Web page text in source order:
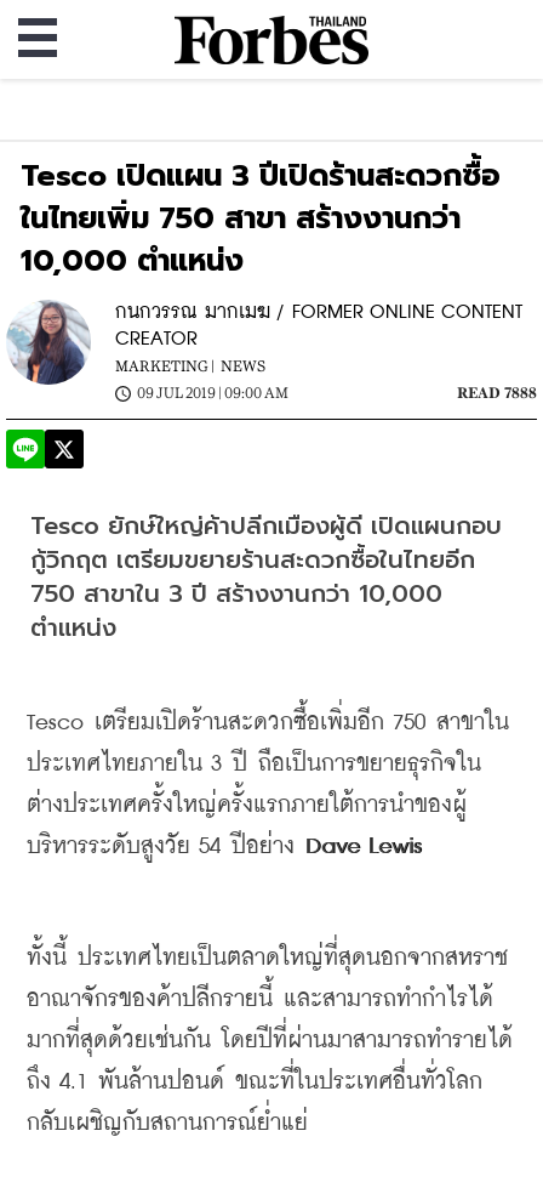
Tesco เปิดแผน 3 ปีเปิดร้านสะดวกซื้อ
ในไทยเพิ่ม 750 สาขา สร้างงานกว่า
10,000 ตำแหน่ง
กนกวรรณ มากเมฆ / FORMER ONLINE CONTENT
CREATOR
MARKETING |
NEWS
09 JUL 2019 | 09:00 AM
READ 7888
Tesco ยักษ์ใหญ่ค้าปลีกเมืองผู้ดี เปิดแผนกอบ
กู้วิกฤต เตรียมขยายร้านสะดวกซื้อในไทยอีก
750 สาขาใน 3 ปี สร้างงานกว่า 10,000
ตำแหน่ง
Tesco เตรียมเปิดร้านสะดวกซื้อเพิ่มอีก 750 สาขาใน
ประเทศไทยภายใน 3 ปี ถือเป็นการขยายธุรกิจใน
ต่างประเทศครั้งใหญ่ครั้งแรกภายใต้การนำของผู้
บริหารระดับสูงวัย 54 ปีอย่าง Dave Lewis
ทั้งนี้ ประเทศไทยเป็นตลาดใหญ่ที่สุดนอกจากสหราช
อาณาจักรของค้าปลีกรายนี้ และสามารถทำกำไรได้
มากที่สุดด้วยเช่นกัน โดยปีที่ผ่านมาสามารถทำรายได้
ถึง 4.1 พันล้านปอนด์ ขณะที่ในประเทศอื่นทั่วโลก
กลับเผชิญกับสถานการณ์ย่ำแย่